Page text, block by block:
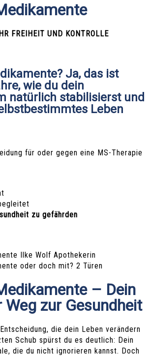
FREIHEIT UND KONTROLLE
Ja, das ist
wie du dein
natürlich stabilisierst und
Leben
für oder gegen eine MS-Therapie
zu gefährden
– Dein
zur Gesundheit
die dein Leben verändern
Schub spürst du es deutlich: Dein
die du nicht ignorieren kannst. Doch